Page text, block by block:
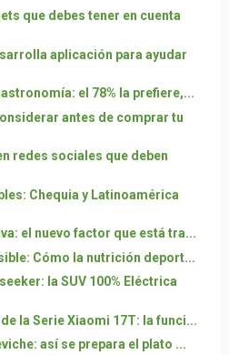
que debes tener en cuenta
aplicación para ayudar
el 78% la prefiere,...
antes de comprar tu
redes sociales que deben
Chequia y Latinoamérica
el nuevo factor que está tra...
Cómo la nutrición deport...
la SUV 100% Eléctrica
la Serie Xiaomi 17T: la funci...
así se prepara el plato ...